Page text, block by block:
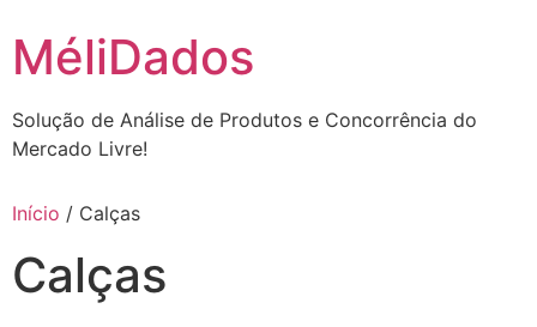
MéliDados
Solução de Análise de Produtos e Concorrência do
Mercado Livre!
Início / Calças
Calças